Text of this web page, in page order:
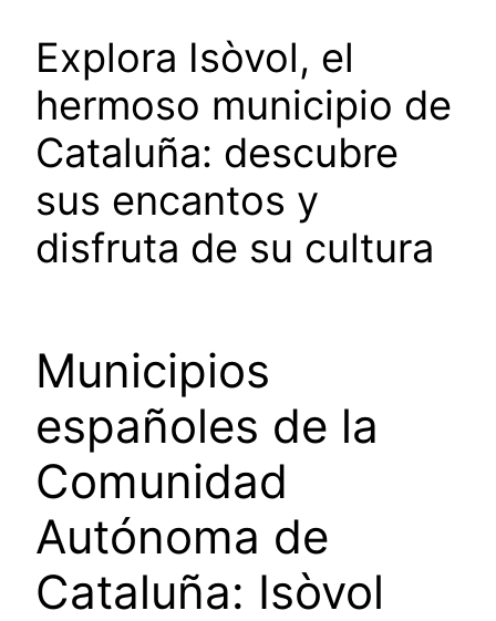
Explora Isòvol, el
hermoso municipio de
Cataluña: descubre
sus encantos y
disfruta de su cultura
Municipios
españoles de la
Comunidad
Autónoma de
Cataluña: Isòvol